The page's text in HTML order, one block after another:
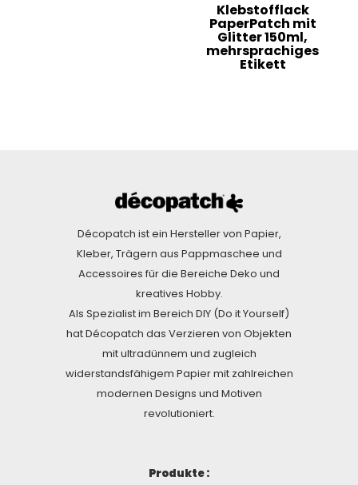
Klebstofflack
PaperPatch mit
Glitter 150ml,
mehrsprachiges
Etikett
Décopatch ist ein Hersteller von Papier,
Kleber, Trägern aus Pappmaschee und
Accessoires für die Bereiche Deko und
kreatives Hobby.
Als Spezialist im Bereich DIY (Do it Yourself)
hat Décopatch das Verzieren von Objekten
mit ultradünnem und zugleich
widerstandsfähigem Papier mit zahlreichen
modernen Designs und Motiven
revolutioniert.
Produkte :